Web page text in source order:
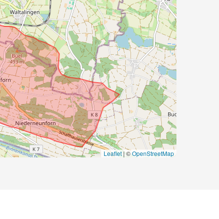
Leaflet|©OpenStreetMap